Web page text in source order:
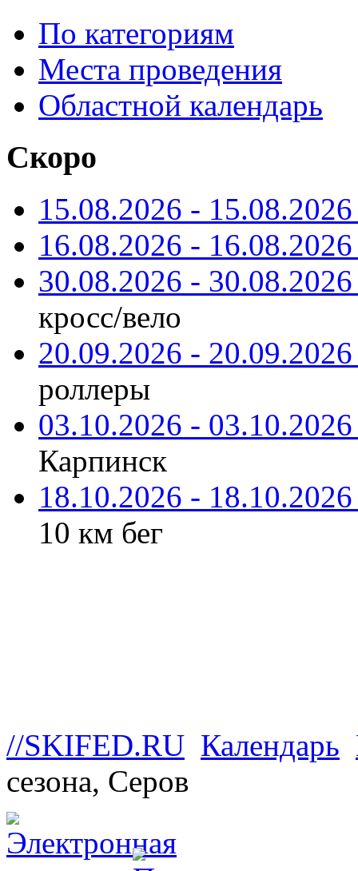
По категориям
Места проведения
Областной календарь
Скоро
15.08.2026 -
16.08.2026 -
30.08.2026 -
кросс/вело
20.09.2026 -
роллеры
03.10.2026 -
Карпинск
18.10.2026 -
10 км бег
//SKIFED.RU Календарь
сезона, Серов